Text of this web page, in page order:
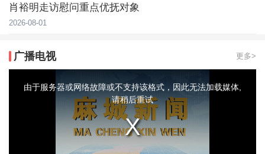
肖裕明走访慰问重点优抚对象
2026-08-01
广播电视 更多>
modal由于服务器或网络故障或不支持该格式，因此无法加载媒体,
请稍后重试